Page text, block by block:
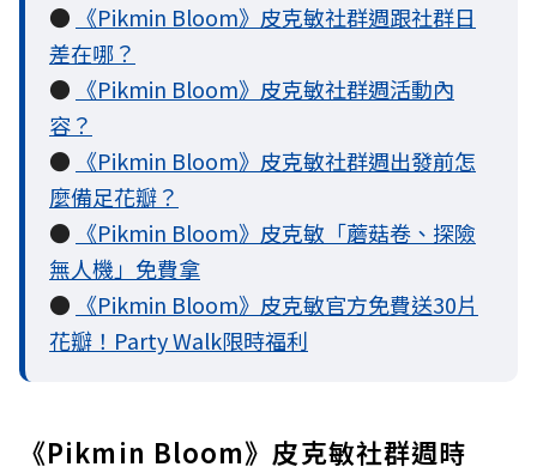
● 《Pikmin Bloom》皮克敏社群週跟社群日
差在哪？
● 《Pikmin Bloom》皮克敏社群週活動內
容？
● 《Pikmin Bloom》皮克敏社群週出發前怎
麼備足花瓣？
● 《Pikmin Bloom》皮克敏「蘑菇卷、探險
無人機」免費拿
● 《Pikmin Bloom》皮克敏官方免費送30片
花瓣！Party Walk限時福利
《Pikmin Bloom》皮克敏社群週時